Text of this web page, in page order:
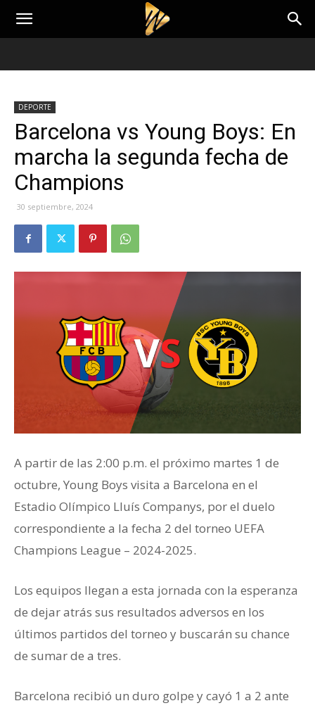
DEPORTE
Barcelona vs Young Boys: En
marcha la segunda fecha de
Champions
30 septiembre, 2024
A partir de las 2:00 p.m. el próximo martes 1 de
octubre, Young Boys visita a Barcelona en el
Estadio Olímpico Lluís Companys, por el duelo
correspondiente a la fecha 2 del torneo UEFA
Champions League – 2024-2025.
Los equipos llegan a esta jornada con la esperanza
de dejar atrás sus resultados adversos en los
últimos partidos del torneo y buscarán su chance
de sumar de a tres.
Barcelona recibió un duro golpe y cayó 1 a 2 ante